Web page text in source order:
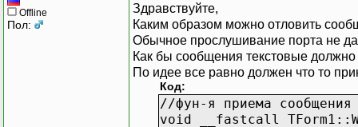
Offline
Пол:
Здравствуйте,
Каким образом можно отловить
Обычное прослушивание порта не
Как бы сообщения текстовые должно
По идее все равно должен что то
Код:
//фун-я приема сообщения
void __fastcall